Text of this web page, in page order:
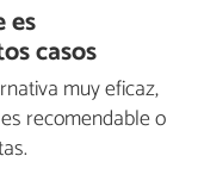
es
casos
muy eficaz,
recomendable o